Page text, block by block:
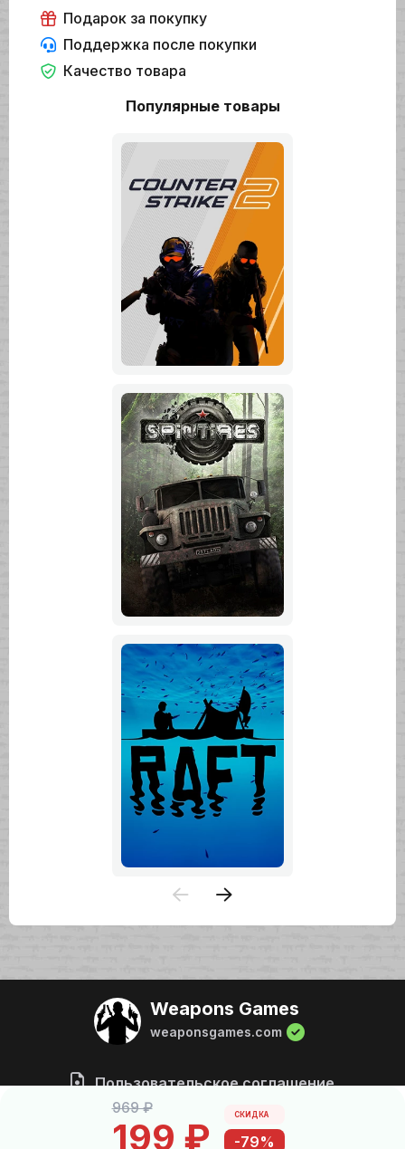
969 ₽
199 ₽
СКИДКА
-79%
Популярные товары
Подарок за покупку
Поддержка после покупки
Качество товара
Weapons Games
weaponsgames.com
Пользовательское соглашение
65436 2492